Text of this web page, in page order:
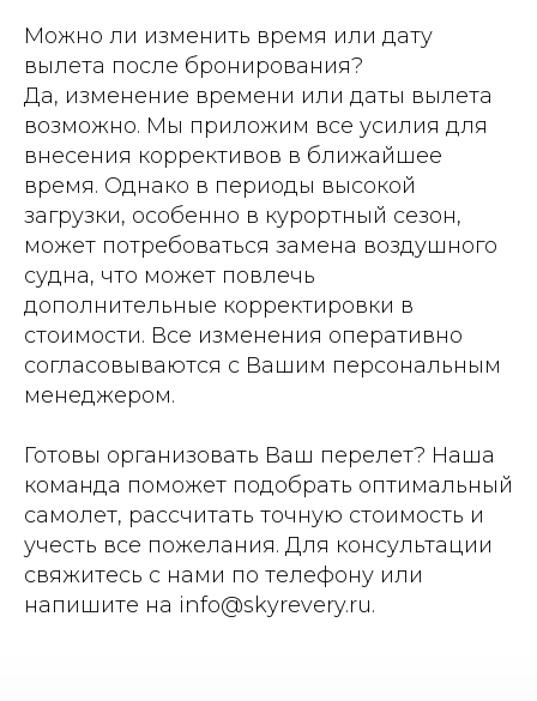
Можно ли изменить время или дату
вылета после бронирования?
Да, изменение времени или даты вылета
возможно. Мы приложим все усилия для
внесения коррективов в ближайшее
время. Однако в периоды высокой
загрузки, особенно в курортный сезон,
может потребоваться замена воздушного
судна, что может повлечь
дополнительные корректировки в
стоимости. Все изменения оперативно
согласовываются с Вашим персональным
менеджером.
Готовы организовать Ваш перелет? Наша
команда поможет подобрать оптимальный
самолет, рассчитать точную стоимость и
учесть все пожелания. Для консультации
свяжитесь с нами по телефону или
напишите на info@skyrevery.ru.